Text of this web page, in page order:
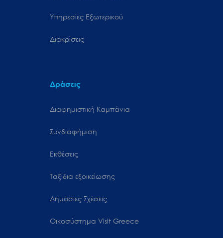
Υπηρεσίες Εξωτερικού
Διακρίσεις
Δράσεις
Διαφημιστική Καμπάνια
Συνδιαφήμιση
Εκθέσεις
Ταξίδια εξοικείωσης
Δημόσιες Σχέσεις
Oικοσύστημα Visit Greece